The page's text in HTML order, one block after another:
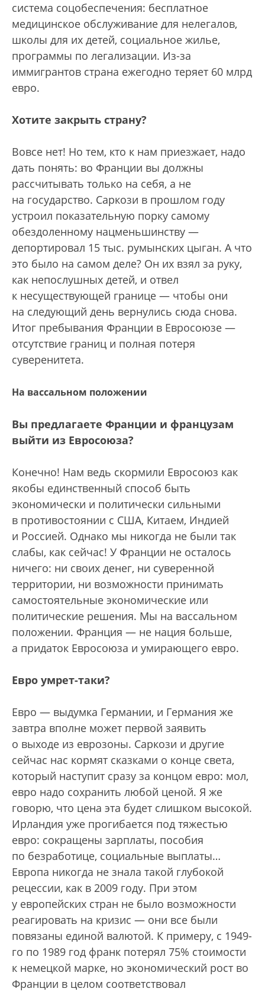
система соцобеспечения: бесплатное
медицинское обслуживание для нелегалов,
школы для их детей, социальное жилье,
программы по легализации. Из-за
иммигрантов страна ежегодно теряет 60 млрд
евро.
Хотите закрыть страну?
Вовсе нет! Но тем, кто к нам приезжает, надо
дать понять: во Франции вы должны
рассчитывать только на себя, а не
на государство. Саркози в прошлом году
устроил показательную порку самому
обездоленному нацменьшинству —
депортировал 15 тыс. румынских цыган. А что
это было на самом деле? Он их взял за руку,
как непослушных детей, и отвел
к несуществующей границе — чтобы они
на следующий день вернулись сюда снова.
Итог пребывания Франции в Евросоюзе —
отсутствие границ и полная потеря
суверенитета.
На вассальном положении
Вы предлагаете Франции и французам
выйти из Евросоюза?
Конечно! Нам ведь скормили Евросоюз как
якобы единственный способ быть
экономически и политически сильными
в противостоянии с США, Китаем, Индией
и Россией. Однако мы никогда не были так
слабы, как сейчас! У Франции не осталось
ничего: ни своих денег, ни суверенной
территории, ни возможности принимать
самостоятельные экономические или
политические решения. Мы на вассальном
положении. Франция — не нация больше,
а придаток Евросоюза и умирающего евро.
Евро умрет-таки?
Евро — выдумка Германии, и Германия же
завтра вполне может первой заявить
о выходе из еврозоны. Саркози и другие
сейчас нас кормят сказками о конце света,
который наступит сразу за концом евро: мол,
евро надо сохранить любой ценой. Я же
говорю, что цена эта будет слишком высокой.
Ирландия уже прогибается под тяжестью
евро: сокращены зарплаты, пособия
по безработице, социальные выплаты…
Европа никогда не знала такой глубокой
рецессии, как в 2009 году. При этом
у европейских стран не было возможности
реагировать на кризис — они все были
повязаны единой валютой. К примеру, с 1949-
го по 1989 год франк потерял 75% стоимости
к немецкой марке, но экономический рост во
Франции в целом соответствовал